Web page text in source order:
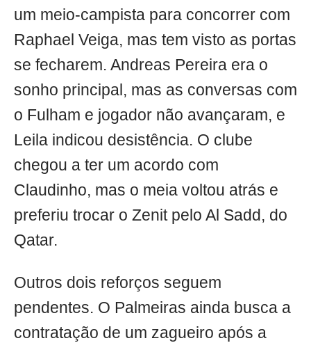
um meio-campista para concorrer com
Raphael Veiga, mas tem visto as portas
se fecharem. Andreas Pereira era o
sonho principal, mas as conversas com
o Fulham e jogador não avançaram, e
Leila indicou desistência. O clube
chegou a ter um acordo com
Claudinho, mas o meia voltou atrás e
preferiu trocar o Zenit pelo Al Sadd, do
Qatar.
Outros dois reforços seguem
pendentes. O Palmeiras ainda busca a
contratação de um zagueiro após a